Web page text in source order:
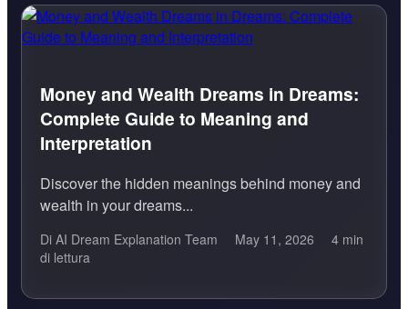
Money and Wealth Dreams in Dreams:
Complete Guide to Meaning and
Interpretation
Discover the hidden meanings behind money and
wealth in your dreams...
Di AI Dream Explanation Team May 11, 2026
4 min
di lettura